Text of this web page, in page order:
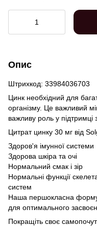
Опис
Штрихкод: 33984036703
Цинк необхідний для
організму. Це важливий
важливу роль у підтримці
Цитрат цинку 30 мг від
Здоров'я імунної системи
Здорова шкіра та очі
Нормальний смак і зір
Нормальні функції
систем
Наша першокласна
для оптимального
Покращіть своє